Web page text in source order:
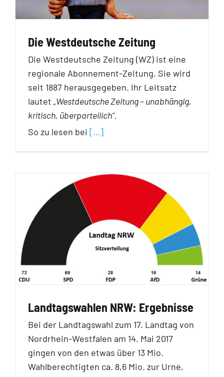
Die Westdeutsche Zeitung
Die Westdeutsche Zeitung (WZ) ist eine
regionale Abonnement-Zeitung. Sie wird
seit 1887 herausgegeben. Ihr Leitsatz
lautet „Westdeutsche Zeitung – unabhängig,
kritisch, überparteilich“.
So zu lesen bei […]
Landtagswahlen NRW: Ergebnisse
Bei der Landtagswahl zum 17. Landtag von
Nordrhein-Westfalen am 14. Mai 2017
gingen von den etwas über 13 Mio.
Wahlberechtigten ca. 8,6 Mio. zur Urne,